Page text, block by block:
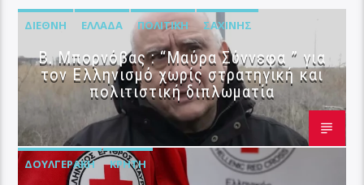
ΔΙΕΘΝΉ ΕΛΛΆΔΑ ΠΟΛΙΤΙΚΉ ΣΑΧΊΝΗΣ
B. Μπορνόβας : “Μαύρα Σύννεφα ” για
τον Ελληνισμό χωρίς στρατηγική και
πολιτιστική διπλωματία
ΔΟΥΛΓΕΡΆΚΗ ΚΡΉΤΗ